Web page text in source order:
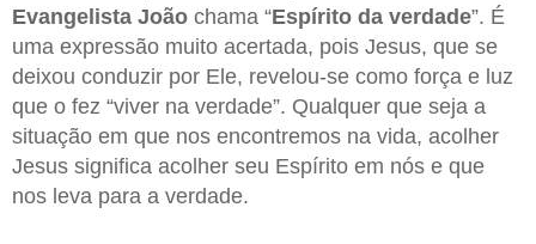
Evangelista João chama “Espírito da verdade”. É
uma expressão muito acertada, pois Jesus, que se
deixou conduzir por Ele, revelou-se como força e luz
que o fez “viver na verdade”. Qualquer que seja a
situação em que nos encontremos na vida, acolher
Jesus significa acolher seu Espírito em nós e que
nos leva para a verdade.